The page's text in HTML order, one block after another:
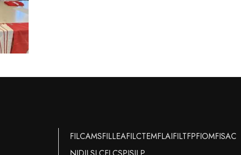
FILCAMSFILLEAFILCTEMFLAIFILTFPFIOMFISAC